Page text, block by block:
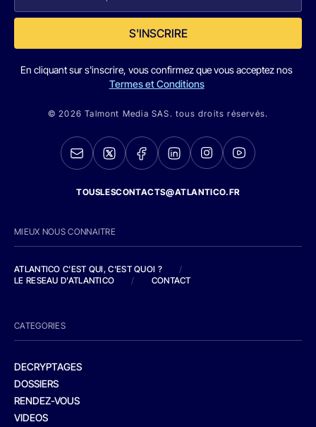
S'INSCRIRE
En cliquant sur s'inscrire, vous confirmez que vous acceptez nos
Termes et Conditions
© 2026 Talmont Media SAS. tous droits réservés.
TOUSLESCONTACTS@ATLANTICO.FR
MIEUX NOUS CONNAITRE
ATLANTICO C'EST QUI, C'EST QUOI ?
/
LE RESEAU D'ATLANTICO
/ CONTACT
CATEGORIES
DECRYPTAGES
DOSSIERS
RENDEZ-VOUS
VIDEOS